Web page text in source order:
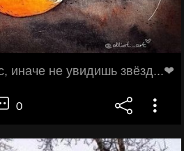
иначе не увидишь звёзд...❤
0